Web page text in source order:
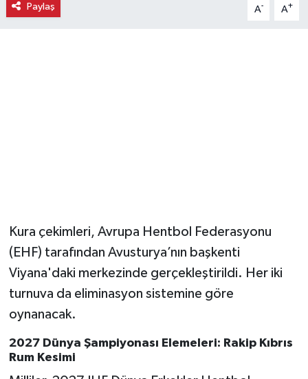
Paylaş A- A+
Kura çekimleri, Avrupa Hentbol Federasyonu
(EHF) tarafından Avusturya’nın başkenti
Viyana'daki merkezinde gerçekleştirildi. Her iki
turnuva da eliminasyon sistemine göre
oynanacak.
2027 Dünya Şampiyonası Elemeleri: Rakip Kıbrıs
Rum Kesimi
Siyaset
Sokak Hayvanlarını Sahiplendirme
Sonsöz Özel
Spor